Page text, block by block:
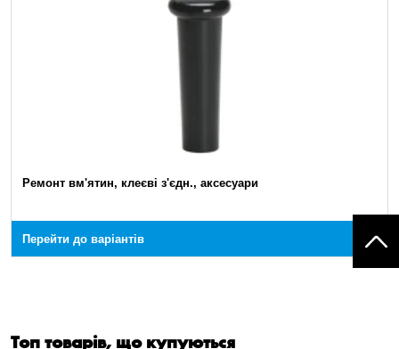
Ремонт вм'ятин, клеєві з'єдн., аксесуари
Перейти до варіантів
Топ товарів, що купуються